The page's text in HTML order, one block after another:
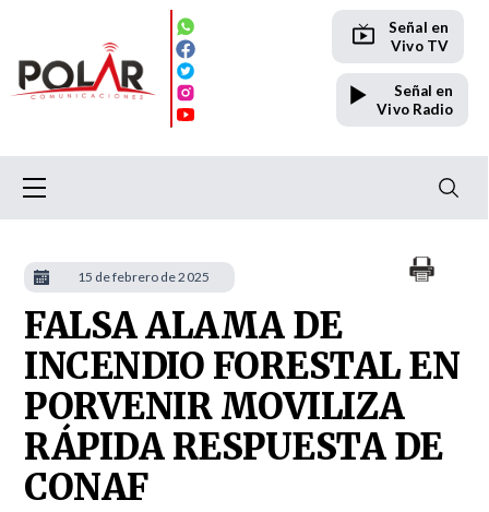
Señal en
Vivo TV
Señal en
Vivo Radio
FALSA ALAMA DE
INCENDIO FORESTAL EN
PORVENIR MOVILIZA
RÁPIDA RESPUESTA DE
CONAF
15 de febrero de 2025